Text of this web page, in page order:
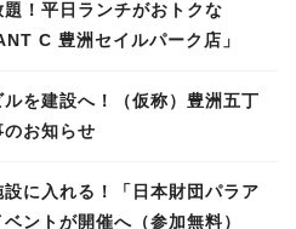
！平日ランチがおトクな
C 豊洲セイルパーク店」
を建設へ！（仮称）豊洲五丁
のお知らせ
に入れる！「日本財団パラア
ントが開催へ（参加無料）